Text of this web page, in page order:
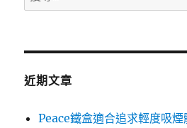
尋
鍵
近期文章
Peace鐵盒適合追求輕度吸